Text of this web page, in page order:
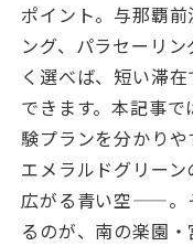
ポイント。与那覇
ング、パラセーリ
く選べば、短い滞
できます。本記事
験プランを分かり
エメラルドグリー
広がる青い空——。
るのが、南の楽園・